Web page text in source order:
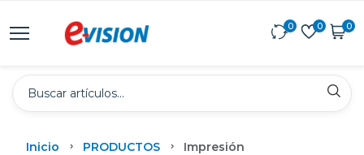
0 0 0
Inicio PRODUCTOS Impresión